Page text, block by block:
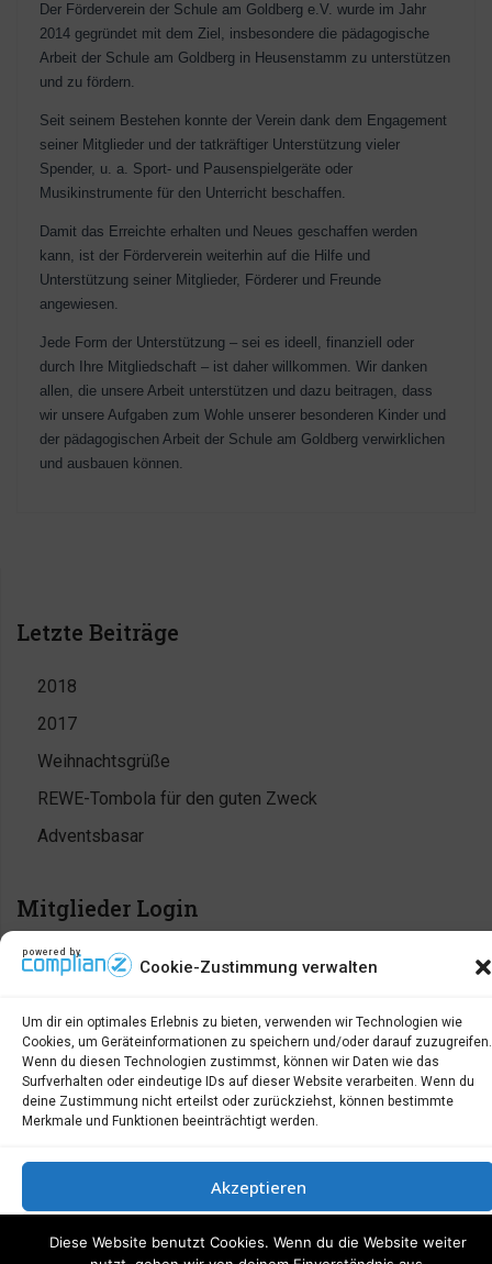
powered by
Cookie-Zustimmung verwalten
Um dir ein optimales Erlebnis zu bieten, verwenden wir Technologien wie
Cookies, um Geräteinformationen zu speichern und/oder darauf zuzugreifen.
Wenn du diesen Technologien zustimmst, können wir Daten wie das
Surfverhalten oder eindeutige IDs auf dieser Website verarbeiten. Wenn du
deine Zustimmung nicht erteilst oder zurückziehst, können bestimmte
Merkmale und Funktionen beeinträchtigt werden.
Akzeptieren
Ablehnen
Der Förderverein der Schule am Goldberg e.V. wurde im Jahr
2014 gegründet mit dem Ziel, insbesondere die pädagogische
Arbeit der Schule am Goldberg in Heusenstamm zu unterstützen
und zu fördern.
Seit seinem Bestehen konnte der Verein dank dem Engagement
seiner Mitglieder und der tatkräftiger Unterstützung vieler
Spender, u. a. Sport- und Pausenspielgeräte oder
Musikinstrumente für den Unterricht beschaffen.
Damit das Erreichte erhalten und Neues geschaffen werden
kann, ist der Förderverein weiterhin auf die Hilfe und
Unterstützung seiner Mitglieder, Förderer und Freunde
angewiesen.
Jede Form der Unterstützung – sei es ideell, finanziell oder
durch Ihre Mitgliedschaft – ist daher willkommen. Wir danken
allen, die unsere Arbeit unterstützen und dazu beitragen, dass
wir unsere Aufgaben zum Wohle unserer besonderen Kinder und
der pädagogischen Arbeit der Schule am Goldberg verwirklichen
und ausbauen können.
Letzte Beiträge
2018
2017
Weihnachtsgrüße
REWE-Tombola für den guten Zweck
Adventsbasar
Mitglieder Login
Anmelden
Kommentar-Feed
WordPress.org
Diese Website benutzt Cookies. Wenn du die Website weiter